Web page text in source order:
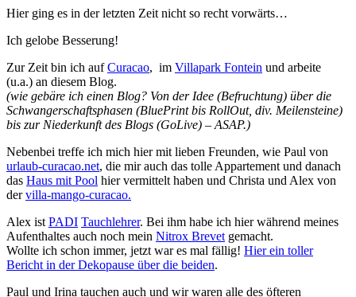
Hier ging es in der letzten Zeit nicht so recht vorwärts…
Ich gelobe Besserung!
Zur Zeit bin ich aufCuracao, im Villapark Fontein und arbeite
(u.a.) an diesem Blog.
(wie gebäre ich einen Blog? Von der Idee (Befruchtung) über die
Schwangerschaftsphasen (BluePrint bis RollOut, div. Meilensteine)
bis zur Niederkunft des Blogs (GoLive) – ASAP.)
Nebenbei treffe ich mich hier mit lieben Freunden, wie Paul von
urlaub-curacao.net, die mir auch das tolle Appartement und danach
das Haus mit Pool hier vermittelt haben und Christa und Alex von
dervilla-mango-curacao.
Alex ist PADI Tauchlehrer. Bei ihm habe ich hier während meines
Aufenthaltes auch noch mein Nitrox Brevet gemacht.
Wollte ich schon immer, jetzt war es mal fällig! Hier ein toller
Bericht in der Dekopause über die beiden.
Paul und Irina tauchen auch und wir waren alle des öfteren